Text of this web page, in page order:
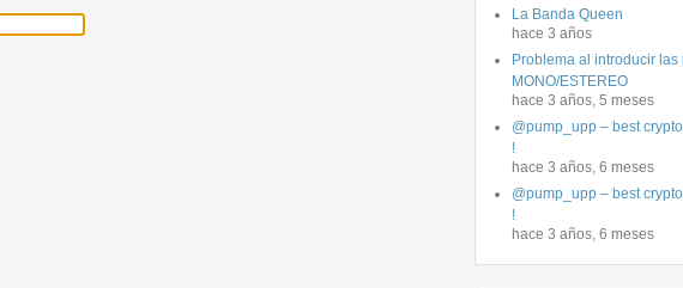
La Banda Queen
hace 3 años
Problema al introducir las
MONO/ESTEREO
hace 3 años, 5 meses
@pump_upp – best
!
hace 3 años, 6 meses
@pump_upp – best
!
hace 3 años, 6 meses